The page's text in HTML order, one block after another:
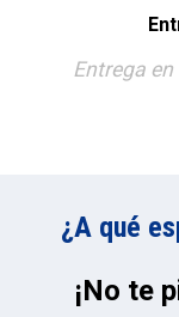
Entrega
¿A qué
¡No te